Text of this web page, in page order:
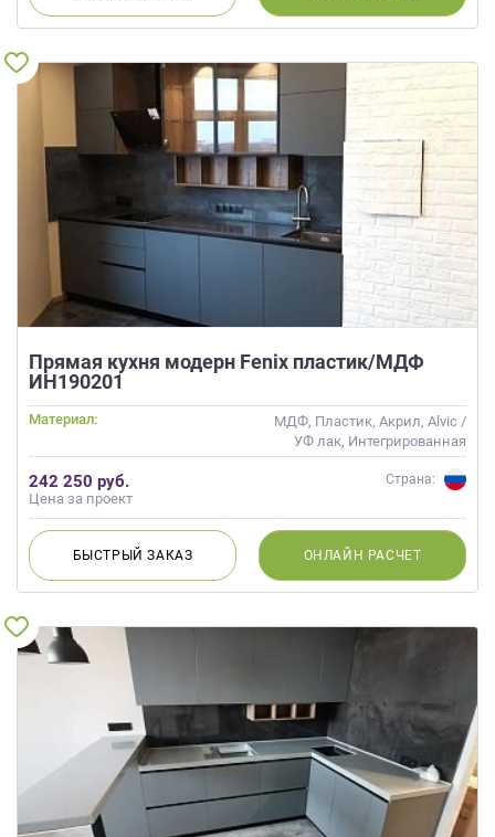
Прямая кухня модерн Fenix пластик/МДФ
ИН190201
Материал:
МДФ, Пластик, Акрил, Alvic /
УФ лак, Интегрированная
ручка, Стекло, Глянцевые
242 250 руб.
Цена за проект
Страна:
БЫСТРЫЙЗАКАЗ ОНЛАЙН РАСЧЕТ